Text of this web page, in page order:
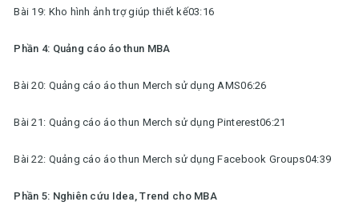
Bài 19: Kho hình ảnh trợ giúp thiết kế03:16
Phần 4: Quảng cáo áo thun MBA
Bài 20: Quảng cáo áo thun Merch sử dụng AMS06:26
Bài 21: Quảng cáo áo thun Merch sử dụng Pinterest06:21
Bài 22: Quảng cáo áo thun Merch sử dụng Facebook Groups04:39
Phần 5: Nghiên cứu Idea, Trend cho MBA